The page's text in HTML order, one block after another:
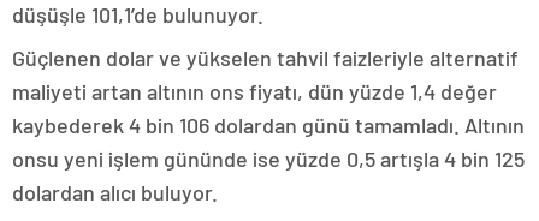
düşüşle 101,1’de bulunuyor.
Güçlenen dolar ve yükselen tahvil faizleriyle alternatif
maliyeti artan altının ons fiyatı, dün yüzde 1,4 değer
kaybederek 4 bin 106 dolardan günü tamamladı. Altının
onsu yeni işlem gününde ise yüzde 0,5 artışla 4 bin 125
dolardan alıcı buluyor.